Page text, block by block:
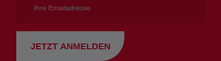
Emailadresse
JETZT ANMELDEN